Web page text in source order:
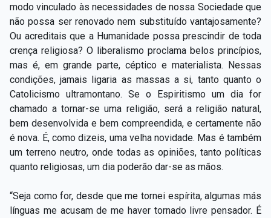
modo vinculado às necessidades de nossa Sociedade que
não possa ser renovado nem substituído vantajosamente?
Ou acreditais que a Humanidade possa prescindir de toda
crença religiosa? O liberalismo proclama belos princípios,
mas é, em grande parte, céptico e materialista. Nessas
condições, jamais ligaria as massas a si, tanto quanto o
Catolicismo ultramontano. Se o Espiritismo um dia for
chamado a tornar-se uma religião, será a religião natural,
bem desenvolvida e bem compreendida, e certamente não
é nova. É, como dizeis, uma velha novidade. Mas é também
um terreno neutro, onde todas as opiniões, tanto políticas
quanto religiosas, um dia poderão dar-se as mãos.
“Seja como for, desde que me tornei espírita, algumas más
línguas me acusam de me haver tornado livre pensador. É